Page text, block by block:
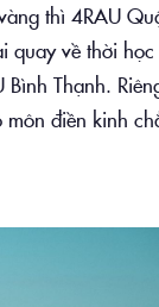
thì 4RAU
quay về thời học
Thạnh.
điền kinh